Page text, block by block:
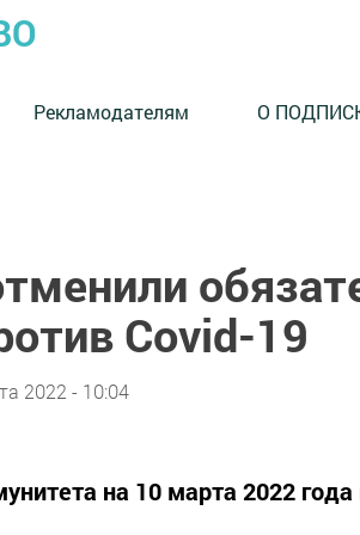
Рекламодателям О
Covid-19
2022 - 10:04
на 10 марта 2022